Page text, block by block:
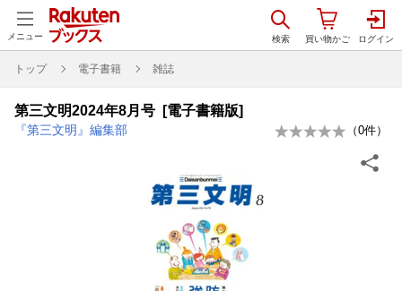
メニュー
トップ 電子書籍 雑誌
第三文明2024年8月号 [電子書籍版]
『第三文明』編集部 （0件）